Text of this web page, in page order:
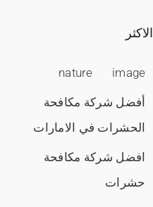
الاكثر
image
nature
أفضل شركة مكافحة
الحشرات في الامارات
افضل شركة مكافحة
حشرات